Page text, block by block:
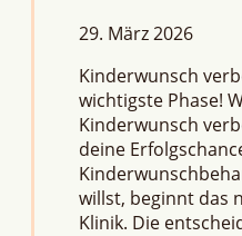
29. März 2026
Kinderwunsch
wichtigste Phase!
Kinderwunsch
deine
willst, beginnt das
Klinik. Die